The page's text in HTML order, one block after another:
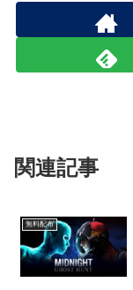
関連記事
無料配布